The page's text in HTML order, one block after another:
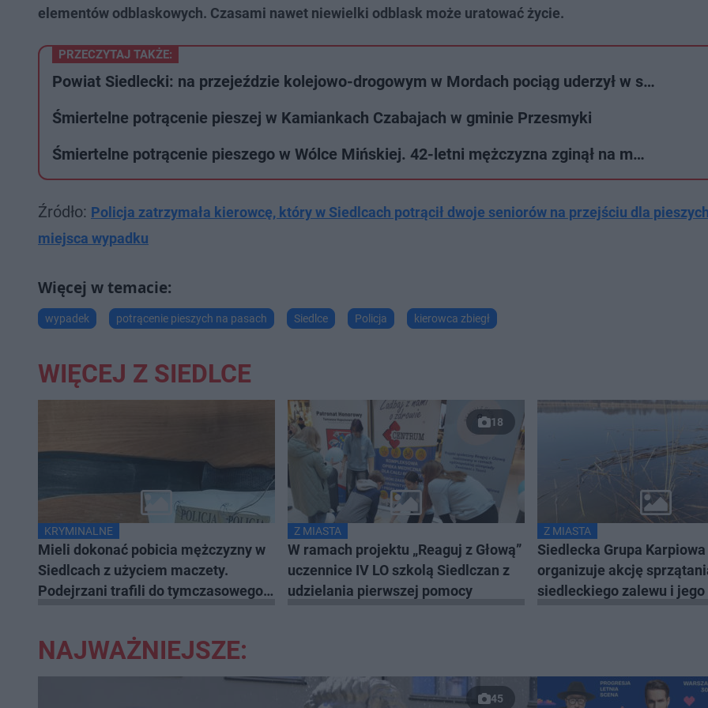
elementów odblaskowych. Czasami nawet niewielki odblask może uratować życie.
PRZECZYTAJ TAKŻE:
Powiat Siedlecki: na przejeździe kolejowo-drogowym w Mordach pociąg uderzył w s…
Śmiertelne potrącenie pieszej w Kamiankach Czabajach w gminie Przesmyki
Śmiertelne potrącenie pieszego w Wólce Mińskiej. 42-letni mężczyzna zginął na m…
Źródło: Policja zatrzymała kierowcę, który w Siedlcach potrącił dwoje seniorów na przejściu dla
miejsca wypadku
wypadek potrącenie pieszych na pasach Siedlce Policja kierowca zbiegł
WIĘCEJ Z SIEDLCE
KRYMINALNE
Mieli dokonać pobicia mężczyzny w
Siedlcach z użyciem maczety.
Podejrzani trafili do tymczasowego
18
Z MIASTA
W ramach projektu „Reaguj z Głową”
uczennice IV LO szkolą Siedlczan z
udzielania pierwszej pomocy
Z MIASTA
Siedlecka Grupa Karpiowa
organizuje akcję
siedleckiego zalewu i
NAJWAŻNIEJSZE:
45